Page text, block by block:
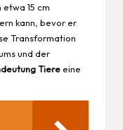
15 cm
kann, bevor er
Transformation
und der
Tiereeine